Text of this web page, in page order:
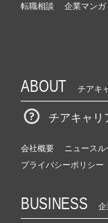
転職相談
企業マンガ
ABOUT チアキ
チアキャリ
会社概要 ニュースル
プライバシーポリシー
BUSINESS 企